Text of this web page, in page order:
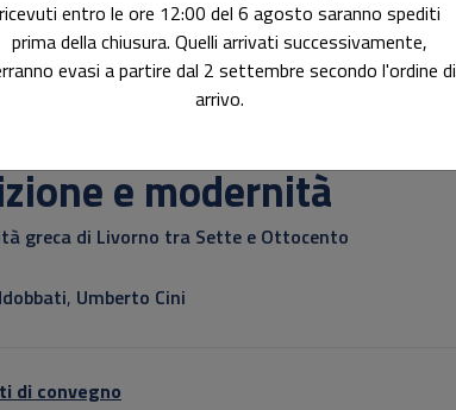
e modernità
greca di Livorno tra Sette e Ottocento
, Umberto Cini
di convegno
ricevuti entro le ore 12:00 del 6 agosto saranno spediti
prima della chiusura. Quelli arrivati successivamente,
evasi a partire dal 2 settembre secondo l'ordine di
arrivo.